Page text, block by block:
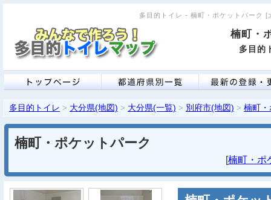
多目的トイレ - 楠町・ポケットパーク
楠町・
多目的
多目的トイレ > 大分県(地図) > 大分県(一覧) > 別府市(地図) > 楠町
楠町・ポケットパーク
[楠町・ポ